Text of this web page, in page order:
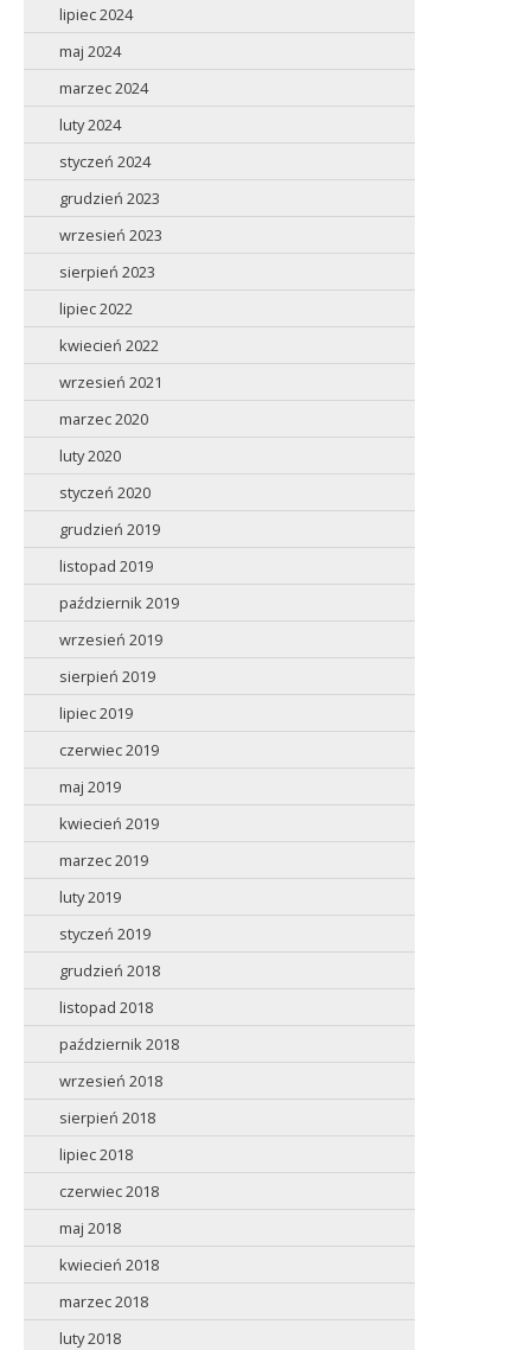
lipiec 2024
maj 2024
marzec 2024
luty 2024
styczeń 2024
grudzień 2023
wrzesień 2023
sierpień 2023
lipiec 2022
kwiecień 2022
wrzesień 2021
marzec 2020
luty 2020
styczeń 2020
grudzień 2019
listopad 2019
październik 2019
wrzesień 2019
sierpień 2019
lipiec 2019
czerwiec 2019
maj 2019
kwiecień 2019
marzec 2019
luty 2019
styczeń 2019
grudzień 2018
listopad 2018
październik 2018
wrzesień 2018
sierpień 2018
lipiec 2018
czerwiec 2018
maj 2018
kwiecień 2018
marzec 2018
luty 2018